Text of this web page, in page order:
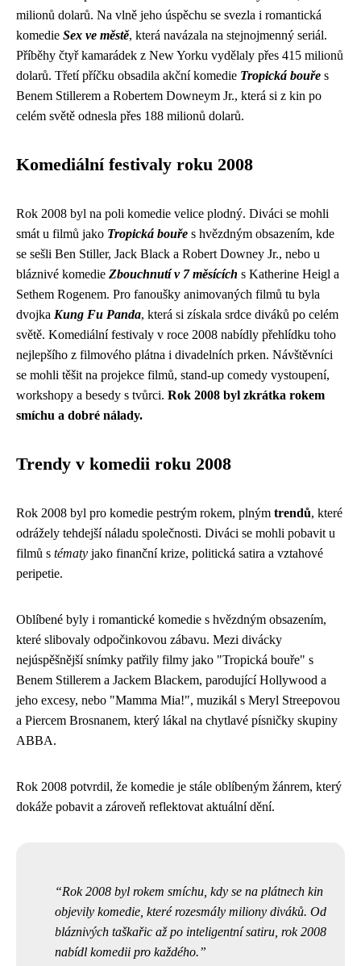
milionů dolarů. Na vlně jeho úspěchu se svezla i romantická
komedie Sex ve městě, která navázala na stejnojmenný seriál.
Příběhy čtyř kamarádek z New Yorku vydělaly přes 415 milionů
dolarů. Třetí příčku obsadila akční komedie Tropická bouře s
Benem Stillerem a Robertem Downeym Jr., která si z kin po
celém světě odnesla přes 188 milionů dolarů.
Komediální festivaly roku 2008
Rok 2008 byl na poli komedie velice plodný. Diváci se mohli
smát u filmů jako Tropická bouře s hvězdným obsazením, kde
se sešli Ben Stiller, Jack Black a Robert Downey Jr., nebo u
bláznivé komedie Zbouchnutí v 7 měsících s Katherine Heigl a
Sethem Rogenem. Pro fanoušky animovaných filmů tu byla
dvojka Kung Fu Panda, která si získala srdce diváků po celém
světě. Komediální festivaly v roce 2008 nabídly přehlídku toho
nejlepšího z filmového plátna i divadelních prken. Návštěvníci
se mohli těšit na projekce filmů, stand-up comedy vystoupení,
workshopy a besedy s tvůrci. Rok 2008 byl zkrátka rokem
smíchu a dobré nálady.
Trendy v komedii roku 2008
Rok 2008 byl pro komedie pestrým rokem, plným trendů, které
odrážely tehdejší náladu společnosti. Diváci se mohli pobavit u
filmů s tématy jako finanční krize, politická satira a vztahové
peripetie.
Oblíbené byly i romantické komedie s hvězdným obsazením,
které slibovaly odpočinkovou zábavu. Mezi divácky
nejúspěšnější snímky patřily filmy jako "Tropická bouře" s
Benem Stillerem a Jackem Blackem, parodující Hollywood a
jeho excesy, nebo "Mamma Mia!", muzikál s Meryl Streepovou
a Piercem Brosnanem, který lákal na chytlavé písničky skupiny
ABBA.
Rok 2008 potvrdil, že komedie je stále oblíbeným žánrem, který
dokáže pobavit a zároveň reflektovat aktuální dění.
Rok 2008 byl rokem smíchu, kdy se na plátnech kin
objevily komedie, které rozesmály miliony diváků. Od
bláznivých taškařic až po inteligentní satiru, rok 2008
nabídl komedii pro každého.